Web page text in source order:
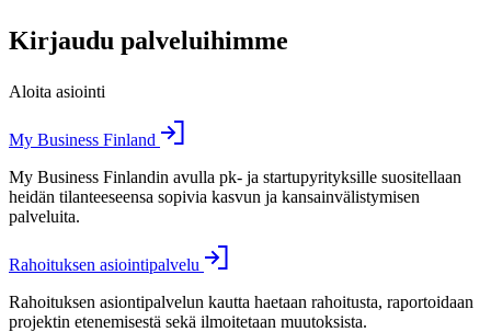
Kirjaudu palveluihimme
Aloita asiointi
My Business Finland
My Business Finlandin avulla pk- ja startupyrityksille suositellaan
heidän tilanteeseensa sopivia kasvun ja kansainvälistymisen
palveluita.
Rahoituksen asiointipalvelu
Rahoituksen asiontipalvelun kautta haetaan rahoitusta, raportoidaan
projektin etenemisestä sekä ilmoitetaan muutoksista.